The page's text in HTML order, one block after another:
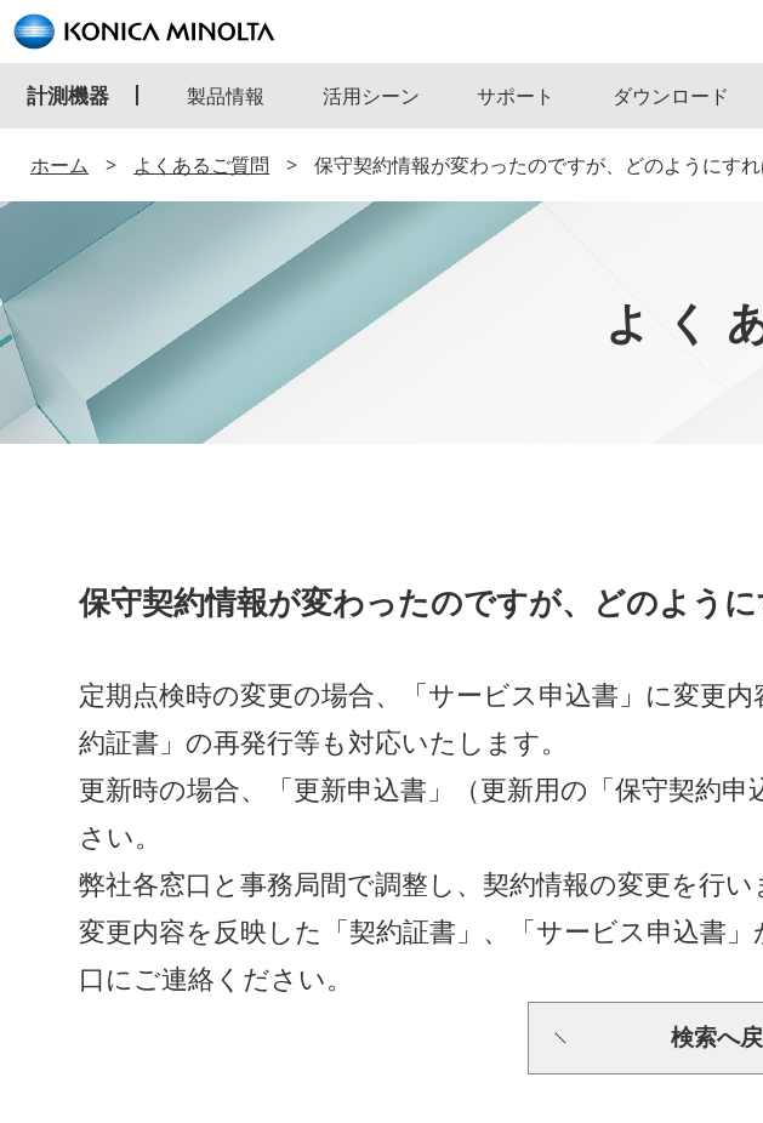
計測機器 製品情報 活用シーン サポート ダウンロード
ホーム よくあるご質問 保守契約情報が変わったのですが、どのようにす
よく
保守契約情報が変わったのですが、どのよう
定期点検時の変更の場合、「サービス申込書」に変更
約証書」の再発行等も対応いたします。
更新時の場合、「更新申込書」（更新用の「保守契約
さい。
弊社各窓口と事務局間で調整し、契約情報の変更を行い
変更内容を反映した「契約証書」、「サービス申込書
口にご連絡ください。
検索へ